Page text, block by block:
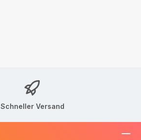
Schneller Versand